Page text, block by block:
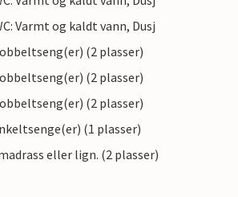
Varmt og kaldt vann, Dusj
(2 plasser)
(2 plasser)
(2 plasser)
(1 plasser)
eller lign. (2 plasser)